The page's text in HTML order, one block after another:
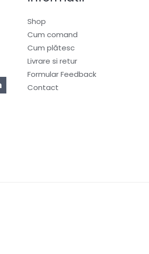
Shop
Cum comand
Cum plătesc
Livrare si retur
Formular Feedback
Contact